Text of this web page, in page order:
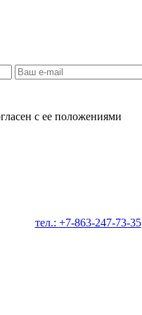
с ее положениями
тел.: +7-863-247-73-35